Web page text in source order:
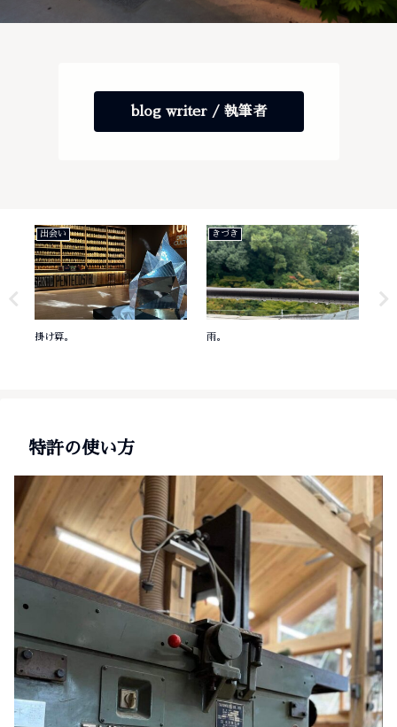
blog writer / 執筆者
出会い
掛け算。
きづき
雨。
特許の使い方